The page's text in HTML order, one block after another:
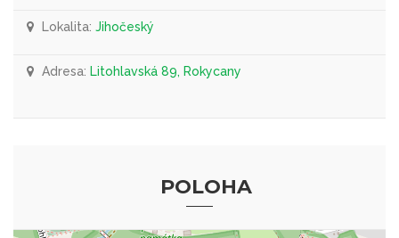
Lokalita: Jihočeský
Adresa: Litohlavská 89, Rokycany
POLOHA